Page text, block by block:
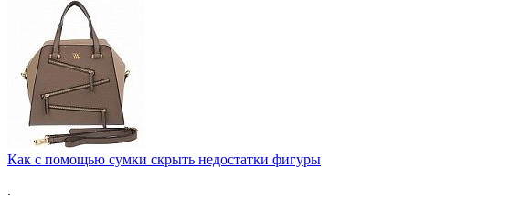
Как с помощью сумки скрыть недостатки фигуры
.